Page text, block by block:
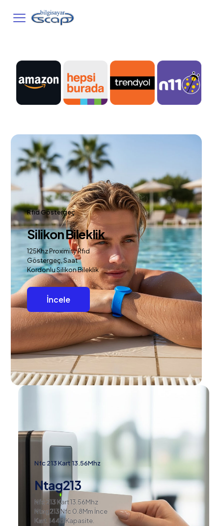
Rfıd Göstergeç
Silikon Bileklik
125Khz Proximity Rfıd
Göstergeç, Saat
Kordonlu Silikon Bileklik
İncele
Nfc 213 Kart 13.56Mhz
Ntag213
Nfc 213 Kart 13.56Mhz
Ntag213 Nfc 0.8Mm İnce
Kart. 144B Kapasite.